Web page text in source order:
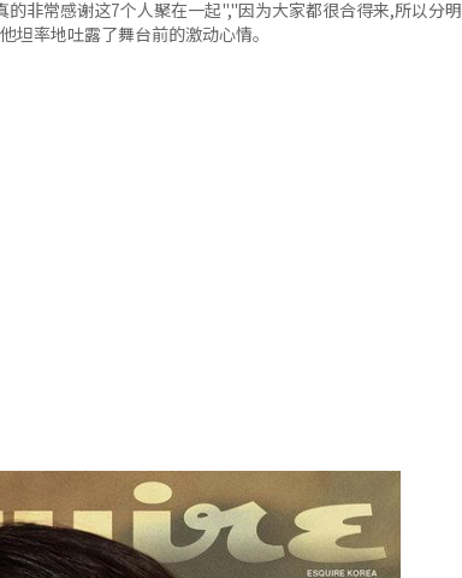
非常感谢这7个人聚在一起","因为大家都很合得来,所以分明
率地吐露了舞台前的激动心情。